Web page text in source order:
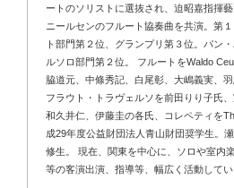
ートのソリストに選抜され、迫昭嘉指揮
ニールセンのフルート協奏曲を共演。第
ト部門第２位、グランプリ第３位。パン
ルソロ部門第２位。 フルートをWaldo
脇道元、中條秀記、白尾彰、大嶋義実、
フラウト・トラヴェルソを前田りり子氏
和久井仁、伊藤圭の各氏、コレペティを
成29年度公益財団法人青山財団奨学生。
修生。 現在、関東を中心に、ソロや室内
等の客演出演、指導等、幅広く活動してい